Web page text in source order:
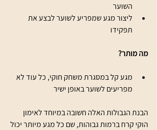
השוער
ליצור מגע שמפריע לשוער לבצע את
תפקידו
מה מותר?
מגע קל במסגרת משחק חוקי, כל עוד לא
מפריעים לשוער באופן ישיר
הבנת הגבולות האלה חשובה במיוחד לאימון
הוקי קרח ברמות גבוהות, שם כל מגע מיותר יכול